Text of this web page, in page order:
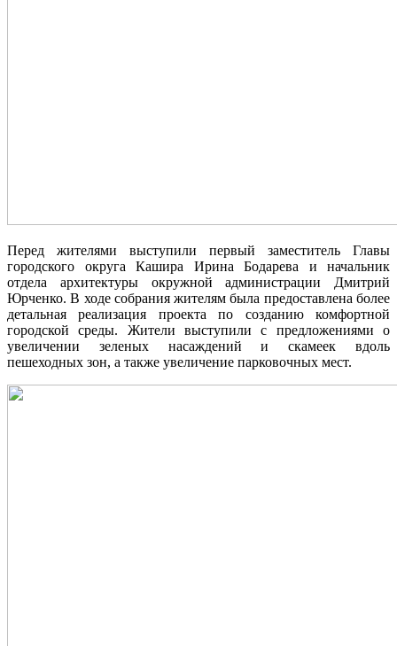
Перед жителями выступили первый заместитель Главы
городского округа Кашира Ирина Бодарева и начальник
отдела архитектуры окружной администрации Дмитрий
Юрченко. В ходе собрания жителям была предоставлена более
детальная реализация проекта по созданию комфортной
городской среды. Жители выступили с предложениями о
увеличении зеленых насаждений и скамеек вдоль
пешеходных зон, а также увеличение парковочных мест.